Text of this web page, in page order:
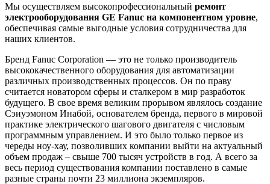
Мы осуществляем высокопрофессиональный ремонт
электрооборудования GE Fanuc на компонентном уровне,
обеспечивая самые выгодные условия сотрудничества для
наших клиентов.
Бренд Fanuc Corporation — это не только производитель
высококачественного оборудования для автоматизации
различных производственных процессов. Он по праву
считается новатором сферы и сталкером в мир разработок
будущего. В свое время великим прорывом являлось создание
Сэиуэмоном Инабой, основателем бренда, первого в мировой
практике электрического шагового двигателя с числовым
программным управлением. И это было только первое из
череды ноу-хау, позволивших компании выйти на актуальный
объем продаж – свыше 700 тысяч устройств в год. А всего за
весь период существования компании поставлено в самые
разные страны почти 23 миллиона экземпляров.